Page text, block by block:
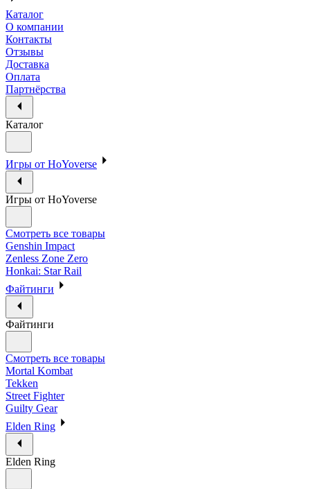
Каталог
О компании
Контакты
Отзывы
Доставка
Оплата
Партнёрства
Каталог
Игры от HoYoverse
Игры от HoYoverse
Смотреть все товары
Genshin Impact
Zenless Zone Zero
Honkai: Star Rail
Файтинги
Файтинги
Смотреть все товары
Mortal Kombat
Tekken
Street Fighter
Guilty Gear
Elden Ring
Elden Ring